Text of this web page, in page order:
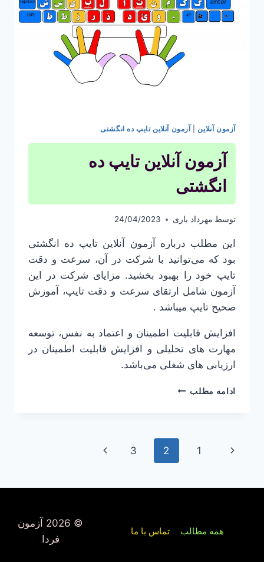
آزمون آنلاین| آزمون آنلاین تایپ ده انگشتی
آزمون آنلاین تایپ ده
انگشتی
توسط مهرداد یاری 24/04/2023
این مطلب درباره آزمون آنلاین تایپ ده انگشتی
بود که می‌توانید با شرکت در آن، سرعت و دقت
تایپ خود را بهبود بخشید. مزایای شرکت در این
آزمون شامل ارتقای سرعت و دقت تایپ، آموزش
صحیح تایپ میباشد .
افزایش قابلیت اطمینان و اعتماد به نفس، توسعه
مهارت های تحلیلی و افزایش قابلیت اطمینان در
ارزیابی های شغلی می‌باشد.
ادامه مطلب آزمون
انگشتی
صفحه
برگهٔ
1
2
3
برگۀ
همه مطالب تماس با ما
© 2026 آزمون
فردا